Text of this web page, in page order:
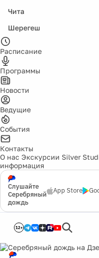
Чита
Шерегеш
Расписание
Программы
Новости
Ведущие
События
Контакты
О нас Экскурсии Silver
информация
Слушайте
Серебряный
дождь
App Store
12+